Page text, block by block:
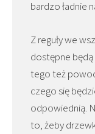
bardzo ładnie
Z reguły we
dostępne
tego też
czego się
odpowiednią.
to, żeby